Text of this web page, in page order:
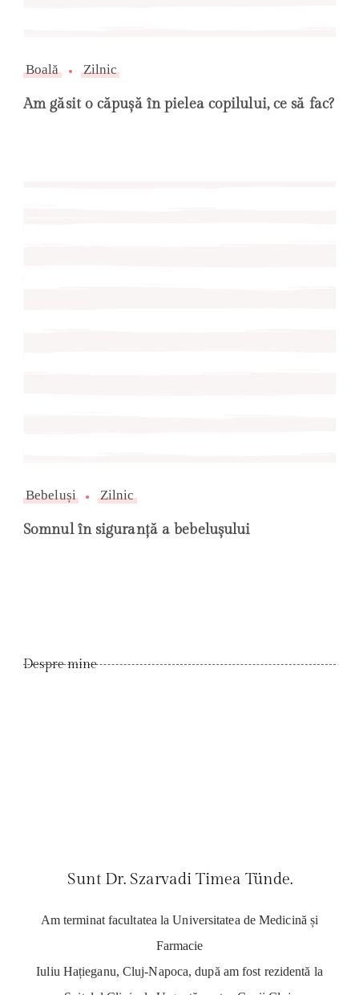
Boală Zilnic
Am găsit o căpușă în pielea copilului, ce să fac?
Bebeluși Zilnic
Somnul în siguranță a bebelușului
Despre mine
Sunt Dr. Szarvadi Timea Tünde.
Am terminat facultatea la Universitatea de Medicină și
Farmacie
Iuliu Hațieganu, Cluj-Napoca, după am fost rezidentă la